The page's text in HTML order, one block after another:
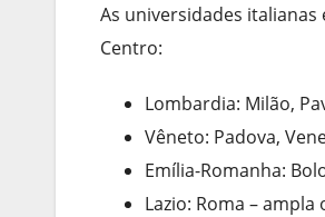
As universidades
Centro:
Lombardia: Milão,
Vêneto: Padova,
Emília-Romanha:
Lazio: Roma –